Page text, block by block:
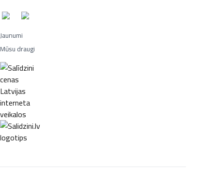
Jaunumi
Mūsu draugi